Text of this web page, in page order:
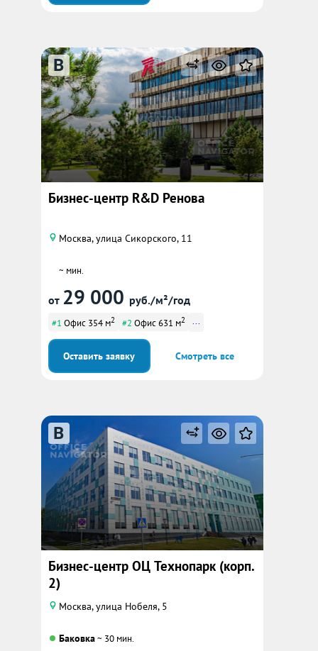
B
Бизнес-центр R&D Ренова
Москва, улица Сикорского, 11
~ мин.
от 29 000 руб./м²/год
#1 Офис 354 м2 #2 Офис 631 м2 ...
Оставить заявку Смотреть все
B
Бизнес-центр ОЦ Технопарк (корп.
2)
Москва, улица Нобеля, 5
Баковка~ 30 мин.